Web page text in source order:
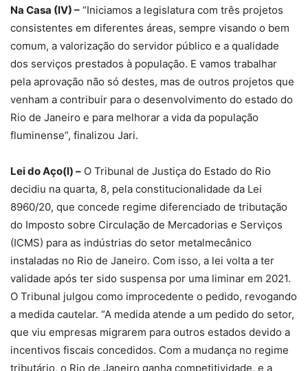
Na Casa (IV) – “Iniciamos a legislatura com três projetos
consistentes em diferentes áreas, sempre visando o bem
comum, a valorização do servidor público e a qualidade
dos serviços prestados à população. E vamos trabalhar
pela aprovação não só destes, mas de outros projetos que
venham a contribuir para o desenvolvimento do estado do
Rio de Janeiro e para melhorar a vida da população
fluminense”, finalizou Jari.
Lei do Aço(I) – O Tribunal de Justiça do Estado do Rio
decidiu na quarta, 8, pela constitucionalidade da Lei
8960/20, que concede regime diferenciado de tributação
do Imposto sobre Circulação de Mercadorias e Serviços
(ICMS) para as indústrias do setor metalmecânico
instaladas no Rio de Janeiro. Com isso, a lei volta a ter
validade após ter sido suspensa por uma liminar em 2021.
O Tribunal julgou como improcedente o pedido, revogando
a medida cautelar. “A medida atende a um pedido do setor,
que viu empresas migrarem para outros estados devido a
incentivos fiscais concedidos. Com a mudança no regime
tributário, o Rio de Janeiro ganha competitividade, e a